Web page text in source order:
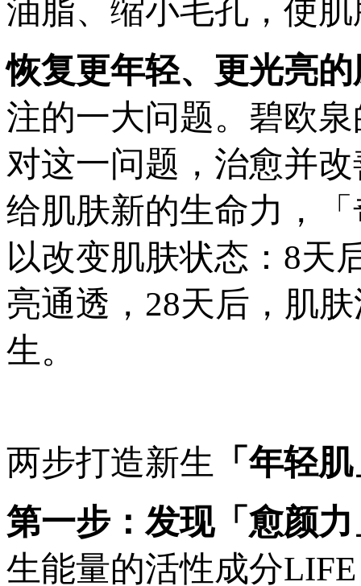
油脂、缩小毛孔，使
恢复更年轻、更光亮
注的一大问题。碧欧
对这一问题，治愈并
给肌肤新的生命力，
以改变肌肤状态：8天
亮通透，28天后，肌
生。
两步打造新生 「年轻
第一步：发现「愈颜
生能量的活性成分